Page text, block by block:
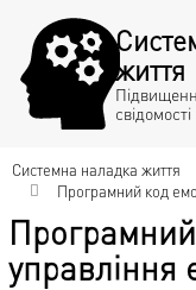
життя
Системна наладка життя
Програмний код